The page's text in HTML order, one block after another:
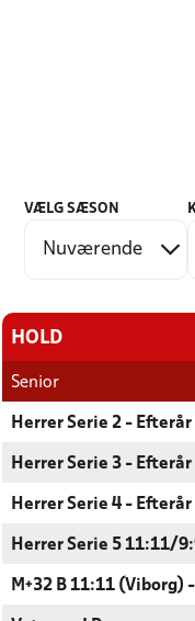
VÆLG SÆSON
HOLD
Senior
Herrer Serie 2 - Efterår
Herrer Serie 3 - Efterår
Herrer Serie 4 - Efterår
Herrer Serie 5 11:11/
M+32 B 11:11